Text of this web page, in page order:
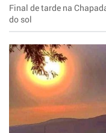
Final de tarde na
do sol